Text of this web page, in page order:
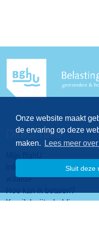
Onze website maakt
de ervaring op deze
maken.
Lees meer
Sluit deze
Direct naar
Informatie over de WOZ-
waarde
Kan ik kwijtschelding